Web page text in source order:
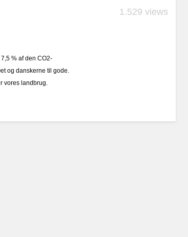
1.529 views
% af den CO2-
og danskerne til gode.
vores landbrug.